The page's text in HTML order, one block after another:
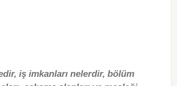
iş imkanları nelerdir, bölüm